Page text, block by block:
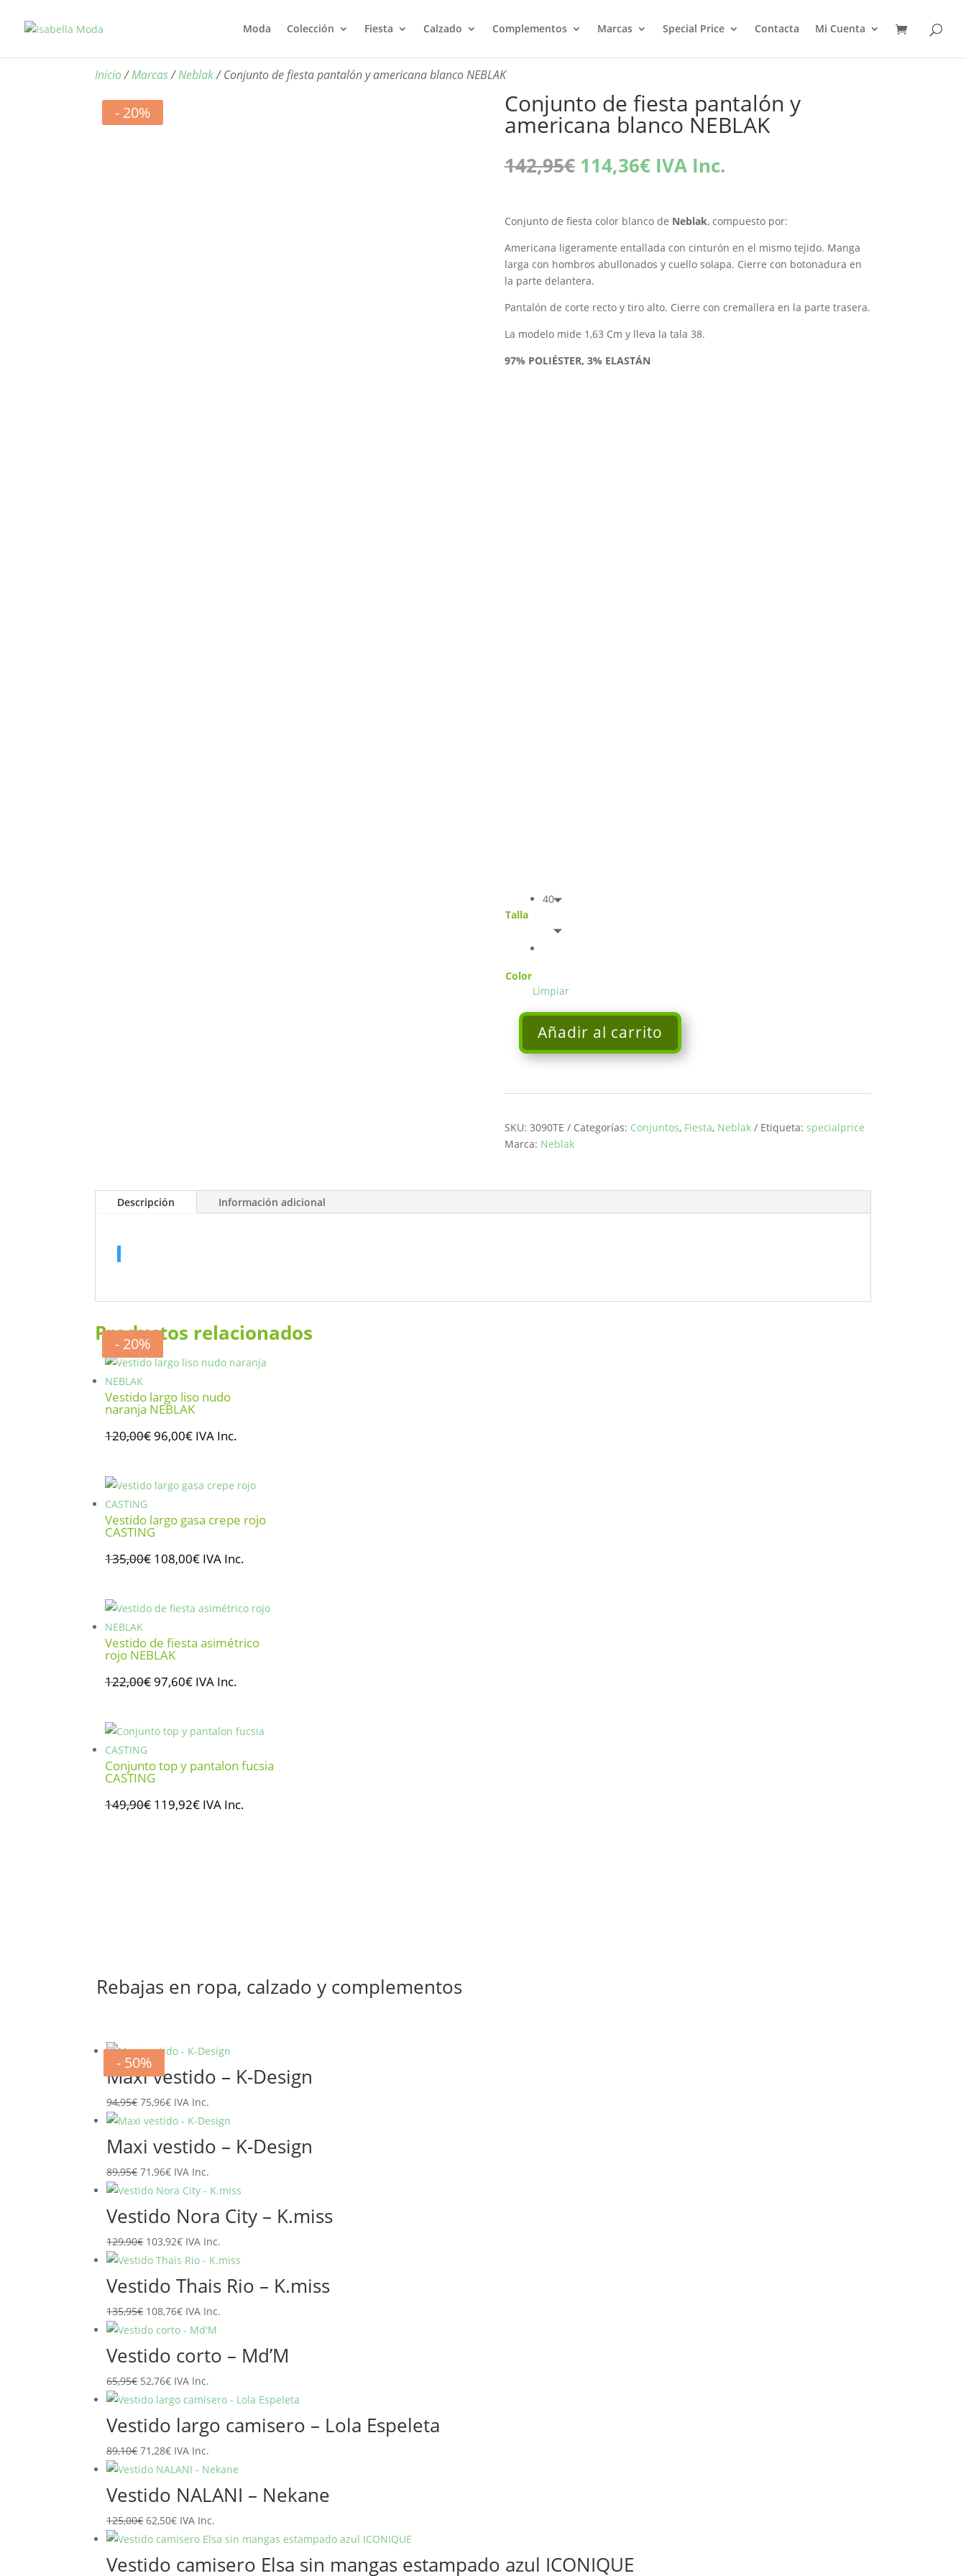
Moda Colección Fiesta Calzado Complementos Marcas Special Price Contacta Mi Cuenta
Inicio/Marcas/Neblak/ Conjunto de fiesta pantalón y americana blanco NEBLAK
- 20% Conjunto de fiesta pantalón y
americana blanco NEBLAK
142,95€ El
precio
era:
142,95€.
114,36€El
precio
es:
114,36€.
IVA Inc.
Conjunto de fiesta color blanco de Neblak, compuesto por:
Americana ligeramente entallada con cinturón en el mismo tejido. Manga
larga con hombros abullonados y cuello solapa. Cierre con botonadura en
la parte delantera.
Pantalón de corte recto y tiro alto. Cierre con cremallera en la parte trasera.
La modelo mide 1,63 Cm y lleva la tala 38.
97% POLIÉSTER, 3% ELASTÁN
Talla
40
Color
Limpiar
Conjunto
pantalón
americana
blanco
Añadir al carrito
SKU: 3090TE Categorías: Conjuntos, Fiesta, Neblak Etiqueta: specialprice
Marca: Neblak
Descripción Información adicional
Productos relacionados
- 20%
Vestido largo liso nudo
naranja NEBLAK
120,00€El
era:
96,00€El
es:
IVA Inc.
- 20%
Vestido largo gasa crepe rojo
CASTING
135,00€ El
era:
108,00€El
es:
IVA Inc.
- 20%
Vestido de fiesta asimétrico
rojo NEBLAK
122,00€El
era:
97,60€El
es:
IVA Inc.
- 20%
Conjunto top y pantalon fucsia
CASTING
149,90€ El
119,92€ElIVA Inc.
Rebajas en ropa, calzado y complementos
- 20%
Maxi vestido – K-Design
94,95€El
precio
original
era:
94,95€.
75,96€El
precio
actual
es:
75,96€.
IVA Inc.
- 20%
Maxi vestido – K-Design
89,95€El
precio
original
era:
89,95€.
71,96€El
precio
actual
es:
71,96€.
IVA Inc.
- 20%
Vestido Nora City – K.miss
129,90€ El
precio
original
era:
129,90€.
103,92€El
precio
actual
es:
103,92€.
IVA Inc.
- 20%
Vestido Thais Rio – K.miss
135,95€ El
precio
original
era:
135,95€.
108,76€El
precio
actual
es:
108,76€.
IVA Inc.
- 20%
Vestido corto – Md’M
65,95€ El
precio
original
era:
65,95€.
52,76€El
precio
actual
es:
52,76€.
IVA Inc.
- 20%
Vestido largo camisero – Lola Espeleta
89,10€El
precio
original
era:
89,10€.
71,28€El
precio
actual
es:
71,28€.
IVA Inc.
- 50%
Vestido NALANI – Nekane
125,00€El
precio
original
62,50€El
precio
IVA Inc.
- 50%
Vestido camisero Elsa sin mangas estampado azul ICONIQUE